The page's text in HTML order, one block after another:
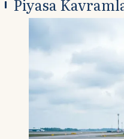
Piyasa